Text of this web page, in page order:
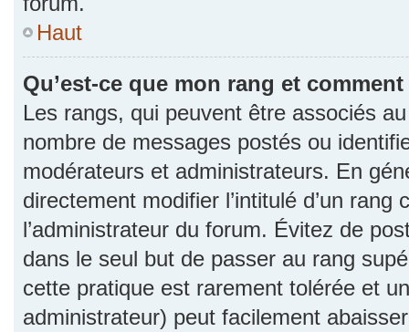
Haut
Qu’est-ce que mon rang et
Les rangs, qui peuvent être associés
nombre de messages postés ou
modérateurs et administrateurs. En
directement modifier l’intitulé d’un
l’administrateur du forum. Évitez de
dans le seul but de passer au rang
cette pratique est rarement tolérée et
administrateur) peut facilement